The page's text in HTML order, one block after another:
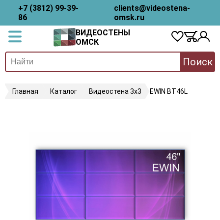
+7 (3812) 99-39-
86
clients@videostena-
omsk.ru
ВИДЕОСТЕНЫ
ОМСК
Поиск
Главная Каталог Видеостена 3х3 EWIN BT46L